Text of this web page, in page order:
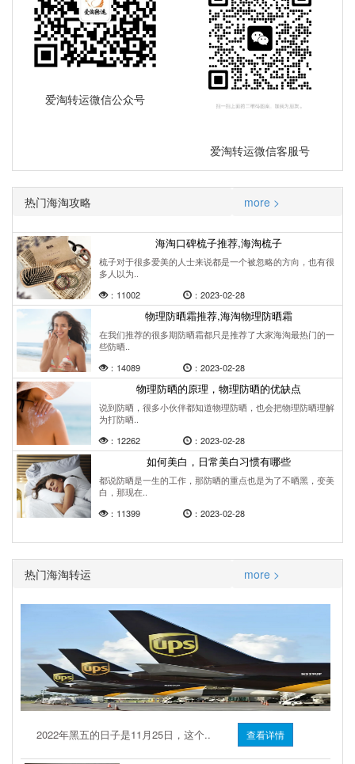
爱淘转运微信公众号
爱淘转运微信客服号
热门海淘攻略 more >
海淘口碑梳子推荐,海淘梳子
梳子对于很多爱美的人士来说都是一个被忽略的方向，也有很
多人以为..
：11002
：2023-02-28
物理防晒霜推荐,海淘物理防晒霜
在我们推荐的很多期防晒霜都只是推荐了大家海淘最热门的一
些防晒..
：14089
：2023-02-28
物理防晒的原理，物理防晒的优缺点
说到防晒，很多小伙伴都知道物理防晒，也会把物理防晒理解
为打防晒..
：12262
：2023-02-28
如何美白，日常美白习惯有哪些
都说防晒是一生的工作，那防晒的重点也是为了不晒黑，变美
白，那现在..
：11399
：2023-02-28
热门海淘转运 more >
2022年黑五的日子是11月25日，这个.. 查看详情